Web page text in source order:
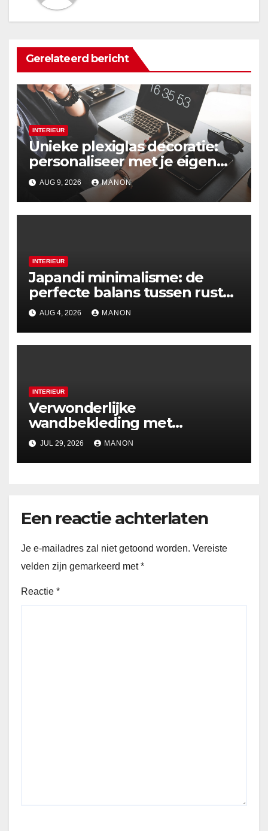
Gerelateerd bericht
INTERIEUR
Unieke plexiglas decoratie:
personaliseer met je eigen
foto
AUG 9, 2026 MANON
INTERIEUR
Japandi minimalisme: de
perfecte balans tussen rust
en esthetiek
AUG 4, 2026 MANON
INTERIEUR
Verwonderlijke
wandbekleding met
holografische effecten
JUL 29, 2026 MANON
Een reactie achterlaten
Je e-mailadres zal niet getoond worden. Vereiste
velden zijn gemarkeerd met*
Reactie *